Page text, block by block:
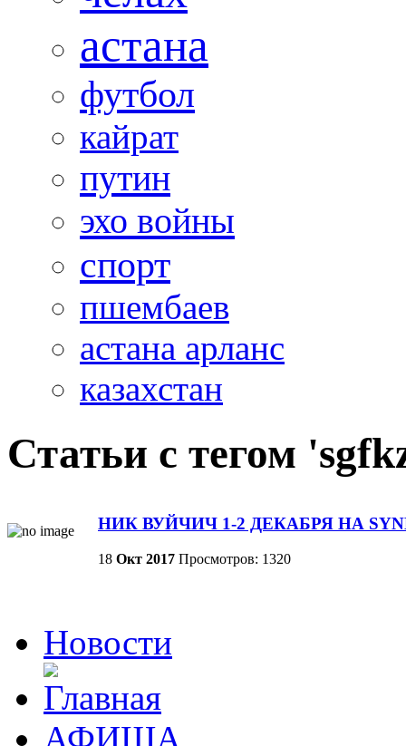
астана
футбол
кайрат
путин
эхо войны
спорт
пшембаев
астана арланс
казахстан
Статьи с тегом
НИК ВУЙЧИЧ 1-2 ДЕКАБРЯ НА
18 Окт 2017 Просмотров: 1320
Новости